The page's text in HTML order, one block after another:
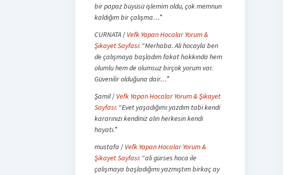
bir papaz büyüsü işlemim oldu, çok memnun
kaldığım bir çalışma…”
CURNATA/ Vefk Yapan Hocalar Yorum &
Şikayet Sayfası: “Merhaba. Ali hocayla ben
de çalışmaya başladım fakat hakkında hem
olumlu hem de olumsuz birçok yorum var.
Güvenilir olduğuna dair…”
Şamil/ Vefk Yapan Hocalar Yorum & Şikayet
Sayfası: “Evet yaşadığımı yazdım tabi kendi
kararınızı kendiniz alın herkesin kendi
hayatı.”
mustafa / Vefk Yapan Hocalar Yorum &
Şikayet Sayfası: “ali gürses hoca ile
çalışmaya başladığımı yazmıştım birkaç ay